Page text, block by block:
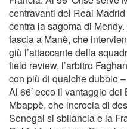
centravanti del Real
centra la sagoma di
fascia a Manè, che
giù l’attaccante della
field review, l’arbitro
con più di qualche dubbio
Al 66′ ecco il vantaggio
Mbappè, che incrocia di
Senegal si sbilancia e la